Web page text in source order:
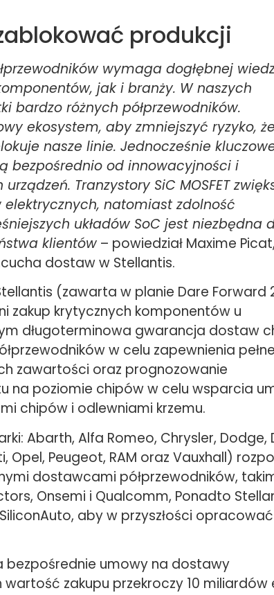
produkcji
wymaga dogłębnej
jak i branży. W naszych
bardzo różnych półprzewodników.
ekosystem, aby zmniejszyć ryzyko, że
nasze linie. Jednocześnie
bezpośrednio od innowacyjności i
Tranzystory SiC MOSFET
natomiast zdolność
układów SoC jest niezbędna
klientów – powiedział Maxime Picat,
dostaw w Stellantis.
(zawarta w planie Dare Forward
zakup krytycznych komponentów u
długoterminowa gwarancja dostaw
w celu zapewnienia
zawartości oraz prognozowanie
na poziomie chipów w celu wsparcia
chipów i odlewniami krzemu.
Abarth, Alfa Romeo, Chrysler, Dodge,
Opel, Peugeot, RAM oraz Vauxhall)
dostawcami półprzewodników,
Onsemi i Qualcomm, Ponadto
aby w przyszłości opracować
bezpośrednie umowy na dostawy
zakupu przekroczy 10 miliardów